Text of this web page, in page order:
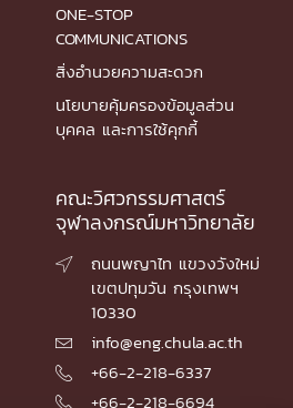
ONE-STOP
COMMUNICATIONS
สิ่งอำนวยความสะดวก
นโยบายคุ้มครองข้อมูลส่วน
บุคคล และการใช้คุกกี้
คณะวิศวกรรมศาสตร์
จุฬาลงกรณ์มหาวิทยาลัย

ถนนพญาไท แขวงวังใหม่
เขตปทุมวัน กรุงเทพฯ
10330
 info@eng.chula.ac.th
 +66-2-218-6337
 +66-2-218-6694